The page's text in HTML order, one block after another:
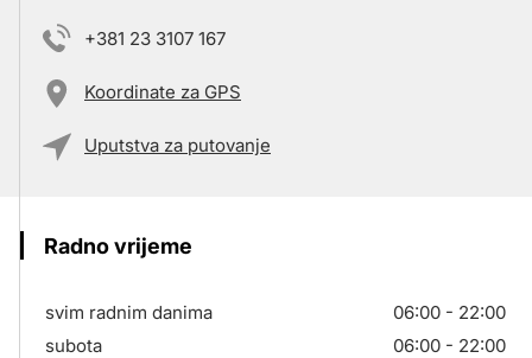
+381 23 3107 167
Koordinate za GPS
Uputstva za putovanje
Radno vrijeme
svim radnim danima
06:00 - 22:00
subota
06:00 - 22:00